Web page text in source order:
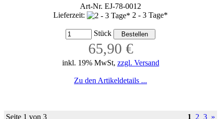
Art-Nr. EJ-78-0012
Lieferzeit:
2 - 3 Tage*
Stück
65,90 €
inkl. 19% MwSt, zzgl. Versand
Zu den Artikeldetails ...
Seite 1 von 3 1 2 3 »